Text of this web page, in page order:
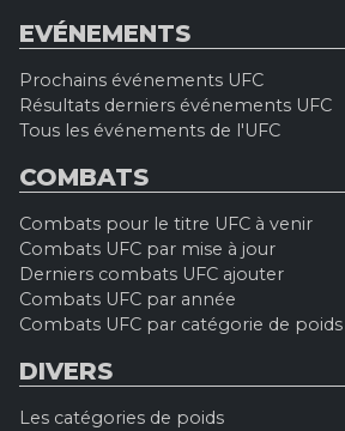
EVÉNEMENTS
Prochains événements UFC
Résultats derniers événements UFC
Tous les événements de l'UFC
COMBATS
Combats pour le titre UFC à venir
Combats UFC par mise à jour
Derniers combats UFC ajouter
Combats UFC par année
Combats UFC par catégorie de poids
DIVERS
Les catégories de poids